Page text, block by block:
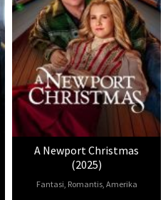
A Newport Christmas
(2025)
Fantasi, Romantis, Amerika